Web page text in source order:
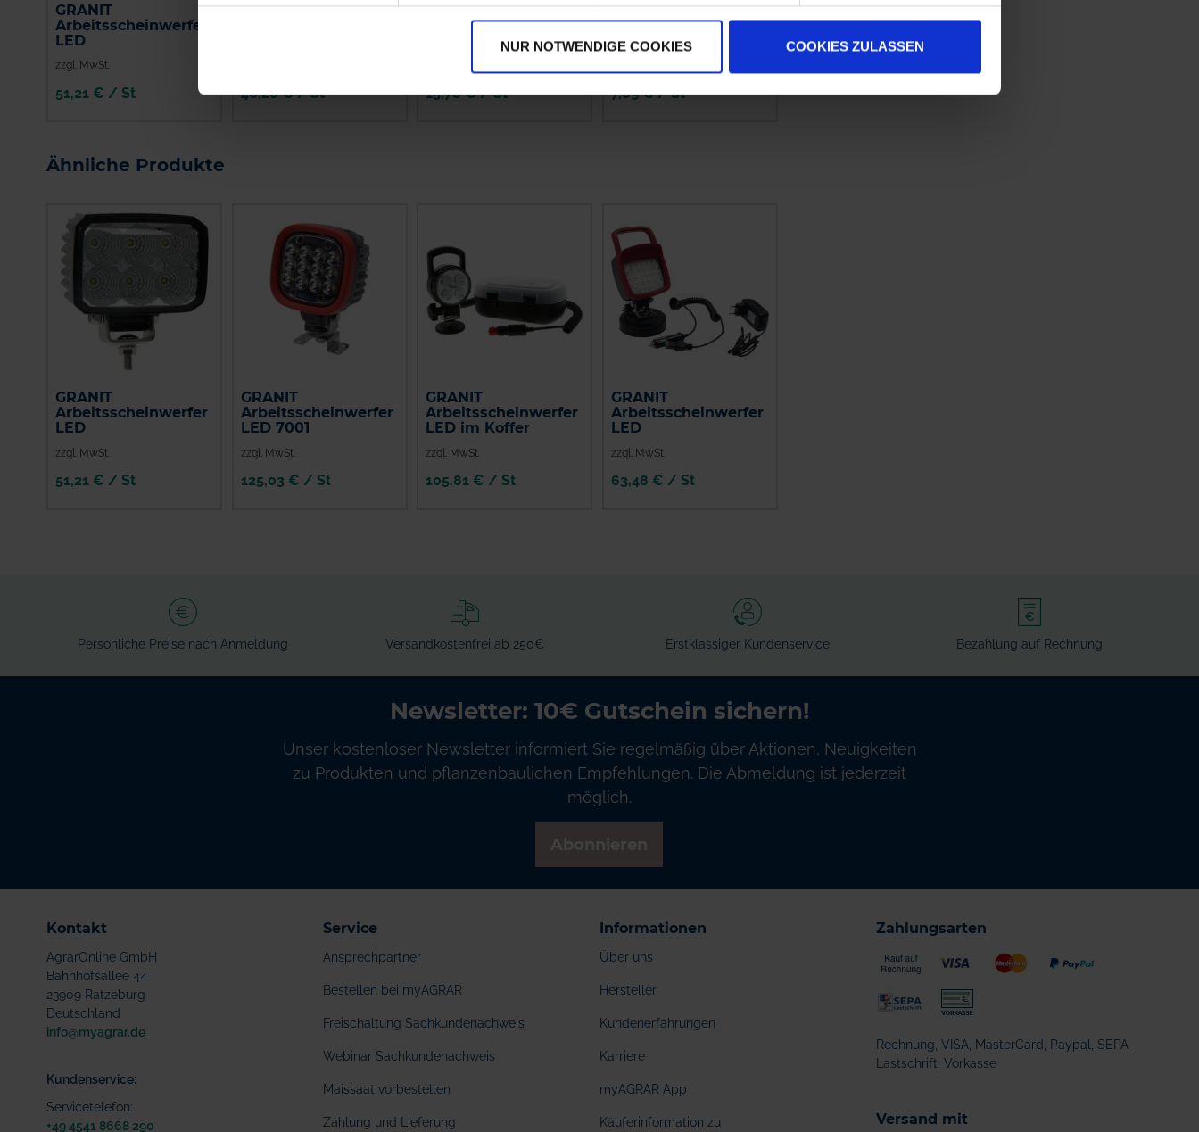
NUR NOTWENDIGE COOKIES COOKIES ZULASSEN
GRANIT
Arbeitsscheinwerfer
LED
zzgl. MwSt.
51,21 € / St
GRANIT
46,26 € / St
Philips LED classic
60W A60 E27 WW
FR ND SRT4
15,78 € / St
GRANIT Blister
Halogenlampe P21W
7,89 € / St
Ähnliche Produkte
GRANIT
Arbeitsscheinwerfer
LED
zzgl. MwSt.
51,21 € / St
GRANIT
Arbeitsscheinwerfer
LED 7001
zzgl. MwSt.
125,03 € / St
GRANIT
Arbeitsscheinwerfer
LED im Koffer
zzgl. MwSt.
105,81 € / St
GRANIT
Arbeitsscheinwerfer
LED
zzgl. MwSt.
63,48 € / St
Persönliche Preise nach Anmeldung Versandkostenfrei ab 250€ Erstklassiger Kundenservice Bezahlung auf Rechnung
Newsletter: 10€ Gutschein sichern!
Unser kostenloser Newsletter informiert Sie regelmäßig über Aktionen, Neuigkeiten
zu Produkten und pflanzenbaulichen Empfehlungen. Die Abmeldung ist jederzeit
möglich.
Kontakt
AgrarOnline GmbH
Bahnhofsallee 44
23909 Ratzeburg
Deutschland
info@myagrar.de
Kundenservice:
Servicetelefon:
+49 4541 8668 290
Service
Ansprechpartner
Bestellen bei myAGRAR
Freischaltung Sachkundenachweis
Webinar Sachkundenachweis
Maissaat vorbestellen
Zahlung und Lieferung
Informationen
Über uns
Hersteller
Kundenerfahrungen
Karriere
myAGRAR App
Käuferinformation zu
Zahlungsarten
Rechnung, VISA, MasterCard, Paypal, SEPA
Lastschrift, Vorkasse
Versand mit